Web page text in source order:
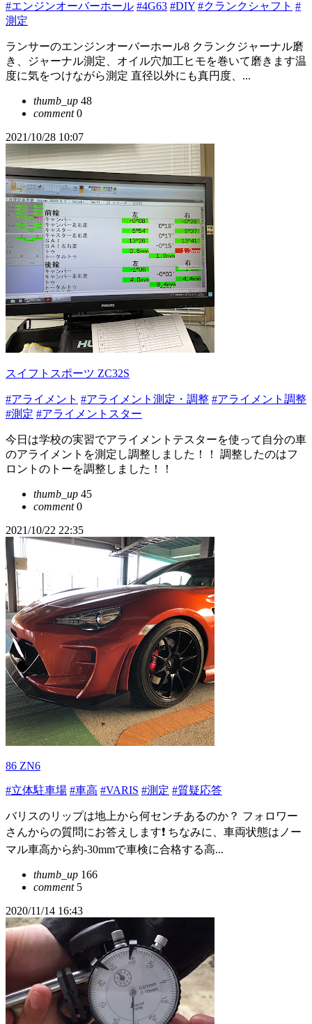
#エンジンオーバーホール #4G63 #DIY #クランクシャフト #
測定
ランサーのエンジンオーバーホール8 クランクジャーナル磨
き、ジャーナル測定、オイル穴加工ヒモを巻いて磨きます温
度に気をつけながら測定 直径以外にも真円度、...
thumb_up 48
comment0
2021/10/28 10:07
スイフトスポーツ ZC32S
#アライメント #アライメント測定・調整 #アライメント調整
#測定 #アライメントスター
今日は学校の実習でアライメントテスターを使って自分の車
のアライメントを測定し調整しました！！ 調整したのはフ
ロントのトーを調整しました！！
thumb_up 45
comment0
2021/10/22 22:35
86 ZN6
#立体駐車場 #車高 #VARIS #測定 #質疑応答
バリスのリップは地上から何センチあるのか？ フォロワー
さんからの質問にお答えします❗️ ちなみに、車両状態はノー
マル車高から約-30mmで車検に合格する高...
thumb_up 166
comment5
2020/11/14 16:43